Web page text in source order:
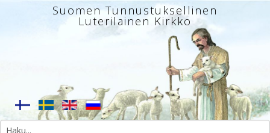
Suomen Tunnustuksellinen
Luterilainen Kirkko